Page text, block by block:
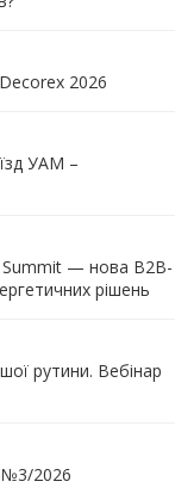
2026
УАМ –
Summit — нова B2B-
рішень
рутини. Вебінар
№3/2026